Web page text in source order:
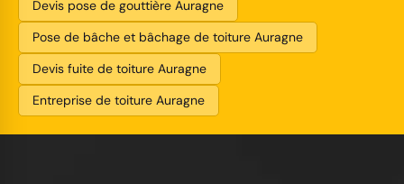
Devis pose de gouttière Auragne
Pose de bâche et bâchage de toiture Auragne
Devis fuite de toiture Auragne
Entreprise de toiture Auragne